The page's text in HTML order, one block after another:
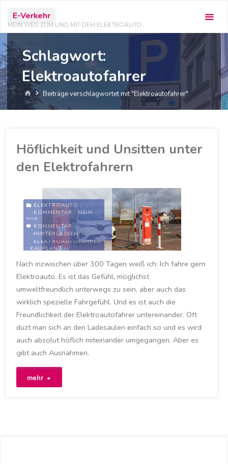
Inhalt
springen
E-Verkehr
MEIN WEG ZUM UND MIT DEM ELEKTROAUTO
Schlagwort:
Elektroautofahrer
StartBeiträge verschlagwortet mit "Elektroautofahrer"
Höflichkeit und Unsitten unter
den Elektrofahrern
ELEKTROAUTO /
KOMMENTAR / MEIN
ZOE
ANTRIEB/
ELEKTROAUTOFAHRER
/ KAUFLAND /
LADESÄULE/PARKPLATZ
STRASSENVERKEHRSORDNUNG
UNSITTE/UNSITTEN/
VERKEHRSSCHILD /
VERKEHRSZEICHEN
KOMMENTAR
HINTERLASSEN
Nach inzwischen über 300 Tagen weiß ich: Ich fahre gern
Elektroauto. Es ist das Gefühl, möglichst
umweltfreundlich unterwegs zu sein, aber auch das
wirklich spezielle Fahrgefühl. Und es ist auch die
Freundlichkeit der Elektroautofahrer untereinander. Oft
duzt man sich an den Ladesäulen einfach so und es wird
auch absolut höflich miteinander umgegangen. Aber es
gibt auch Ausnahmen.
mehr